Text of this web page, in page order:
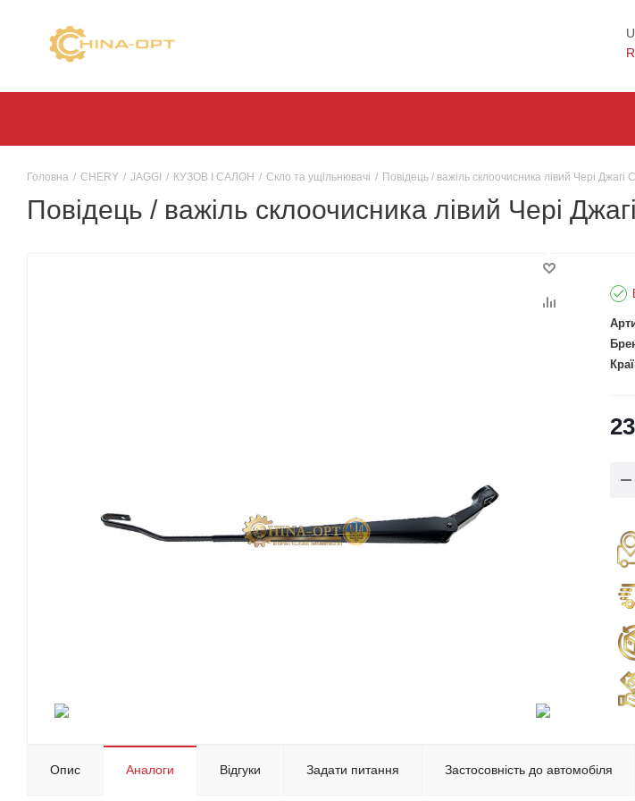
Головна / CHERY / JAGGI / КУЗОВ І САЛОН / Скло та ущільнювачі / Повідець / важіль склоочисника лівий Чері
Повідець / важіль склоочисника лівий Чері
Опис Аналоги Відгуки Задати питання Застосовність до автомобіля